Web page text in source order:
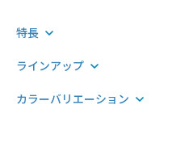
特長
ラインアップ
カラーバリエーション